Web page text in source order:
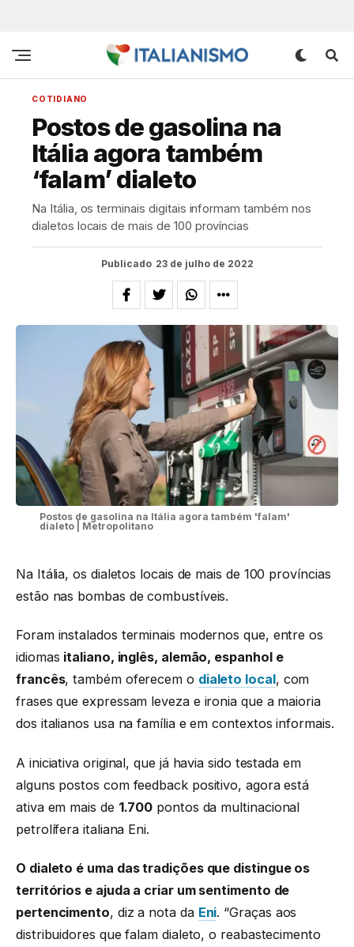
COTIDIANO
Postos de gasolina na
Itália agora também
‘falam’ dialeto
Na Itália, os terminais digitais informam também nos
dialetos locais de mais de 100 províncias
Publicado 23 de julho de 2022
Postos de gasolina na Itália agora também 'falam'
dialeto | Metropolitano
Na Itália, os dialetos locais de mais de 100 províncias
estão nas bombas de combustíveis.
Foram instalados terminais modernos que, entre os
idiomas italiano, inglês, alemão, espanhol e
francês, também oferecem o dialeto local, com
frases que expressam leveza e ironia que a maioria
dos italianos usa na família e em contextos informais.
A iniciativa original, que já havia sido testada em
alguns postos com feedback positivo, agora está
ativa em mais de 1.700 pontos da multinacional
petrolífera italiana Eni.
O dialeto é uma das tradições que distingue os
territórios e ajuda a criar um sentimento de
pertencimento, diz a nota da Eni. “Graças aos
distribuidores que falam dialeto, o reabastecimento